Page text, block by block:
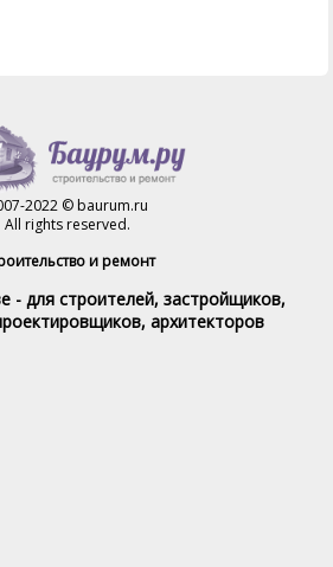
2022 © baurum.ru
All rights reserved.
и ремонт
- для строителей, застройщиков,
архитекторов